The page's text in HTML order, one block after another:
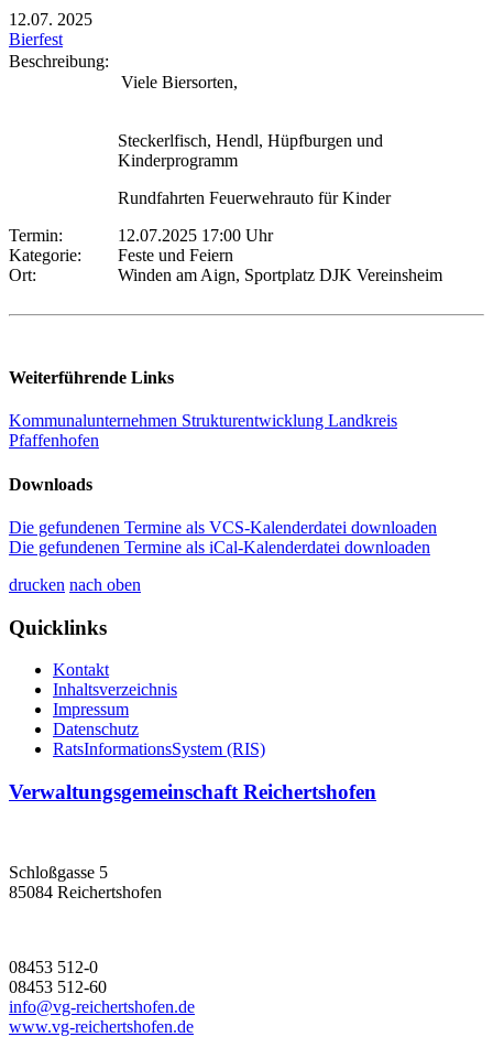
12.07. 2025
Bierfest
Beschreibung:
Viele Biersorten,
Steckerlfisch, Hendl, Hüpfburgen und
Kinderprogramm
Rundfahrten Feuerwehrauto für Kinder
Termin:
12.07.2025 17:00 Uhr
Kategorie:
Feste und Feiern
Ort:
Winden am Aign, Sportplatz DJK Vereinsheim
Weiterführende Links
Kommunalunternehmen Strukturentwicklung Landkreis
Pfaffenhofen
Downloads
Die gefundenen Termine als VCS-Kalenderdatei downloaden
Die gefundenen Termine als iCal-Kalenderdatei downloaden
drucken nach oben
Quicklinks
Kontakt
Inhaltsverzeichnis
Impressum
Datenschutz
RatsInformationsSystem (RIS)
Verwaltungsgemeinschaft Reichertshofen
Schloßgasse 5
85084 Reichertshofen
08453 512-0
08453 512-60
info@vg-reichertshofen.de
www.vg-reichertshofen.de